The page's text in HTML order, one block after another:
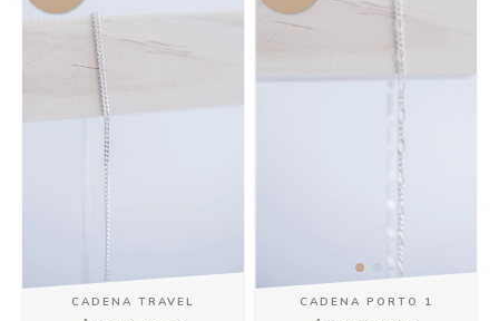
CADENA TRAVEL CADENA PORTO 1